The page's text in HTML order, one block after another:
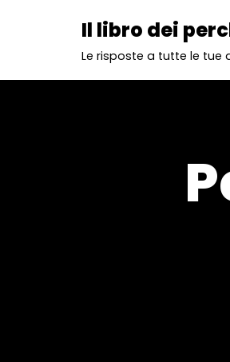
Il libro dei
Le risposte a tutte le tue